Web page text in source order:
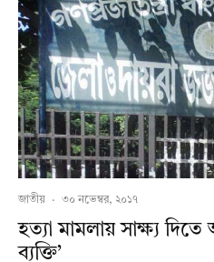
জাতীয় · ৩০ নভেম্বর, ২০১৭
হত্যা মামলায় সাক্ষ্য
ব্যক্তি’